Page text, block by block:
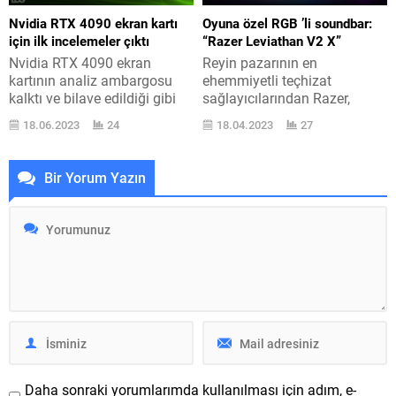
gelecek ürünler için de bir
faallik bilave edilmiyor, basın
bültenleri üzerinden tanıtım...
Hatta yapılan son hesaba
göre Musk sonrasında 877
bin kadar hesap kapatıldı,
497...
Nvidia RTX 4090 ekran kartı
için ilk incelemeler çıktı
Nvidia RTX 4090 ekran
kartının analiz ambargosu
kalktı ve bilave edildiği gibi
oldukça iyi olan performans
gözler önüne serildi. Tüm
verdiğimiz 4000 acelesi ekran
kartlarından en çok dikkat
sürükleyen Nvidia RTX
4090, yapılan tahlillere göre
4K oyunculuk mevzusunda
18.06.2023 24
Oyuna özel RGB ’li soundbar:
“Razer Leviathan V2 X”
Reyin pazarının en
ehemmiyetli teçhizat
sağlayıcılarından Razer,
bugün ürün gamına
oyunculara özel geliştirdiği
18.04.2023 27
Bir Yorum Yazın
Daha sonraki yorumlarımda kullanılması için adım, e-